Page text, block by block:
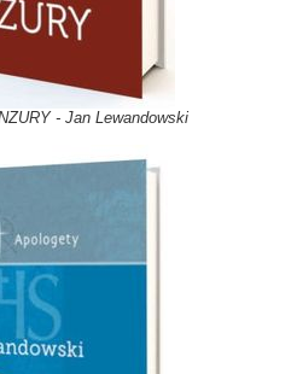
- Jan Lewandowski